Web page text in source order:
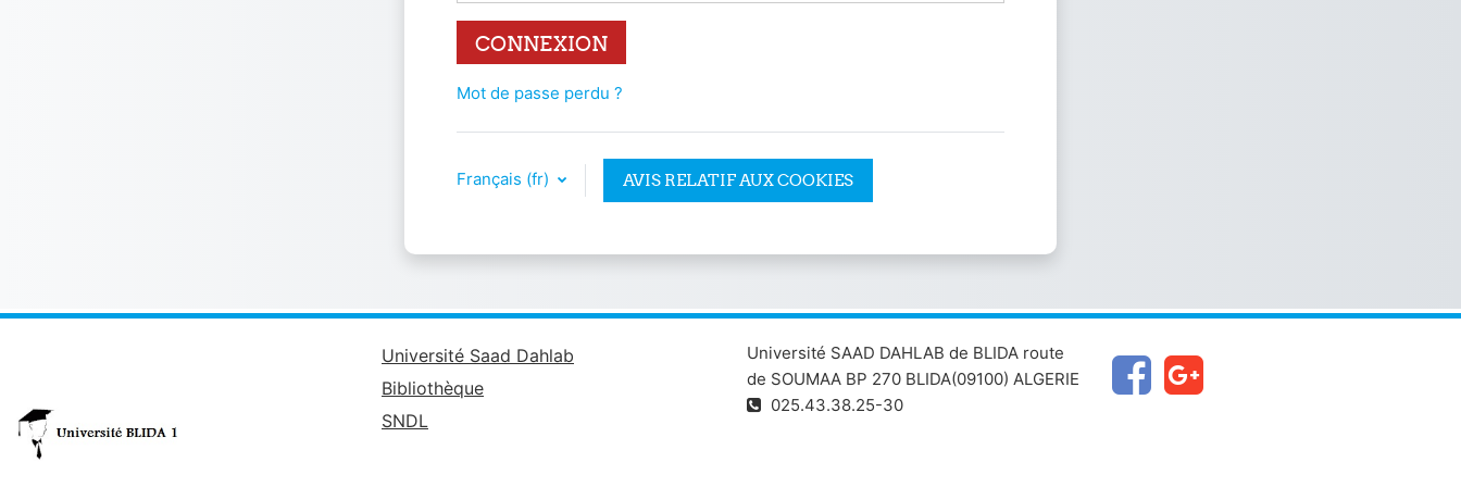
CONNEXION
Mot de passe perdu ?
Français ‎(fr)‎ AVIS RELATIF AUX COOKIES
Université Saad Dahlab
Bibliothèque
SNDL
Université SAAD DAHLAB de BLIDA route
de SOUMAA BP 270 BLIDA(09100) ALGERIE
025.43.38.25-30